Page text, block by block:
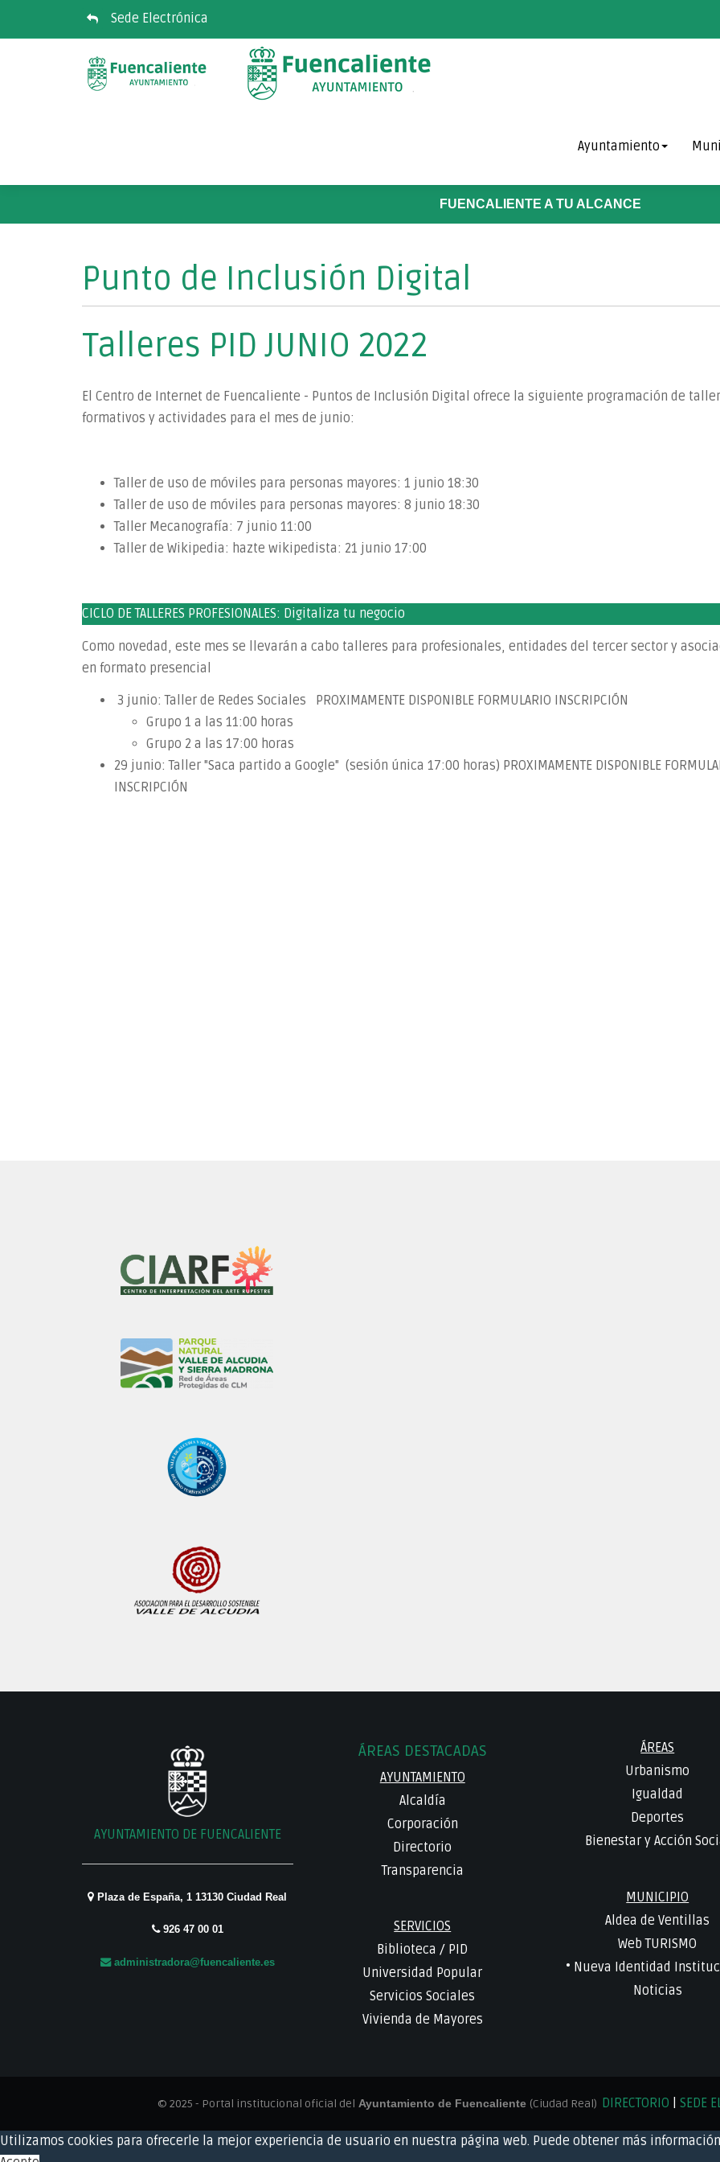
Sede Electrónica
Ayuntamiento
FUENCALIENTE A TU ALCANCE
Punto de Inclusión Digital
Talleres PID JUNIO 2022
El Centro de Internet de Fuencaliente - Puntos de Inclusión Digital ofrece la siguiente programación de
formativos y actividades para el mes de junio:
Taller de uso de móviles para personas mayores: 1 junio 18:30
Taller de uso de móviles para personas mayores: 8 junio 18:30
Taller Mecanografía: 7 junio 11:00
Taller de Wikipedia: hazte wikipedista: 21 junio 17:00
CICLO DE TALLERES PROFESIONALES: Digitaliza tu negocio
Como novedad, este mes se llevarán a cabo talleres para profesionales, entidades del tercer sector y
en formato presencial
3 junio: Taller de Redes Sociales PROXIMAMENTE DISPONIBLE FORMULARIO INSCRIPCIÓN
Grupo 1 a las 11:00 horas
Grupo 2 a las 17:00 horas
29 junio: Taller "Saca partido a Google" (sesión única 17:00 horas) PROXIMAMENTE DISPONIBLE
INSCRIPCIÓN
AYUNTAMIENTO DE FUENCALIENTE
Plaza de España, 1 13130 Ciudad Real
926 47 00 01
administradora@fuencaliente.es
ÁREAS DESTACADAS
AYUNTAMIENTO
Alcaldía
Corporación
Directorio
Transparencia
SERVICIOS
Biblioteca / PID
Universidad Popular
Servicios Sociales
Vivienda de Mayores
ÁREAS
Urbanismo
Igualdad
Deportes
Bienestar y Acción
MUNICIPIO
Aldea de Ventillas
Web TURISMO
• Nueva Identidad
Noticias
© 2025 - Portal institucional oficial del Ayuntamiento de Fuencaliente (Ciudad Real) DIRECTORIO SEDE
Utilizamos cookies para ofrecerle la mejor experiencia de usuario en nuestra página web. Puede obtener más